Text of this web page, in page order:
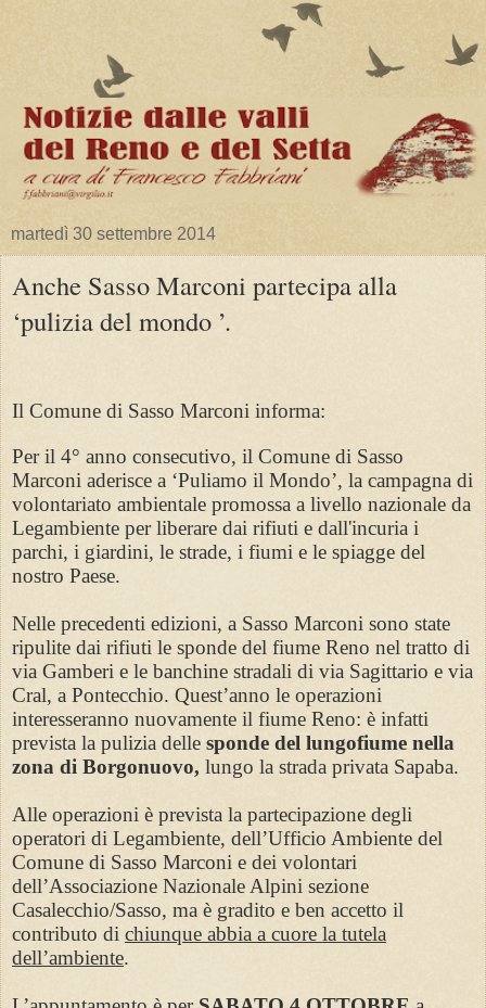
martedì 30 settembre 2014
Anche Sasso Marconi partecipa alla
‘pulizia del mondo ’.
Il Comune di Sasso Marconi informa:
Per il 4° anno consecutivo, il Comune di Sasso
Marconi aderisce a ‘Puliamo il Mondo’, la campagna di
volontariato ambientale promossa a livello nazionale da
Legambiente per liberare dai rifiuti e dall'incuria i
parchi, i giardini, le strade, i fiumi e le spiagge del
nostro Paese.
Nelle precedenti edizioni, a Sasso Marconi sono state
ripulite dai rifiuti le sponde del fiume Reno nel tratto di
via Gamberi e le banchine stradali di via Sagittario e via
Cral, a Pontecchio. Quest’anno le operazioni
interesseranno nuovamente il fiume Reno: è infatti
prevista la pulizia delle sponde del lungofiume nella
zona di Borgonuovo, lungo la strada privata Sapaba.
Alle operazioni è prevista la partecipazione degli
operatori di Legambiente, dell’Ufficio Ambiente del
Comune di Sasso Marconi e dei volontari
dell’Associazione Nazionale Alpini sezione
Casalecchio/Sasso, ma è gradito e ben accetto il
contributo di chiunque abbia a cuore la tutela
dell’ambiente.